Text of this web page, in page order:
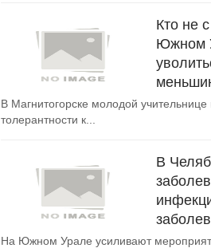
Кто не
Южном
В Магнитогорске молодой
толерантности к...
В
На Южном Урале усиливают